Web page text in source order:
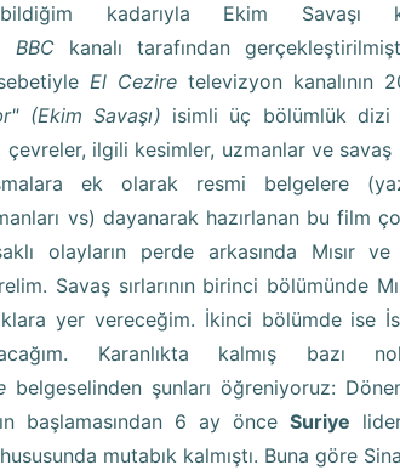
kadarıyla Ekim Savaşı
BBCkanalı tarafından
El Cezire televizyon kanalının
(Ekim Savaşı) isimli üç bölümlük dizi
çevreler, ilgili kesimler, uzmanlar ve
ek olarak resmi belgelere
vs) dayanarak hazırlanan bu film
olayların perde arkasında Mısır
Savaş sırlarının birinci bölümünde
yer vereceğim. İkinci bölümde ise
Karanlıkta kalmış bazı
belgeselinden şunları öğreniyoruz:
başlamasından 6 ay önceSuriye
hususunda mutabık kalmıştı. Buna göre